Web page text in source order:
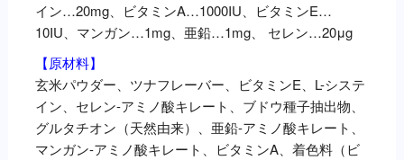
イン…20mg、ビタミンA…1000IU、ビタミンE…
10IU、マンガン…1mg、亜鉛…1mg、 セレン…20μg
【原材料】
玄米パウダー、ツナフレーバー、ビタミンE、L-システ
イン、セレン-アミノ酸キレート、ブドウ種子抽出物、
グルタチオン（天然由来）、亜鉛-アミノ酸キレート、
マンガン-アミノ酸キレート、ビタミンA、着色料（ビ